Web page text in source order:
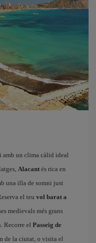
amb un clima càlid ideal
Alacant és rica en
una illa de somni just
el teu vol barat a
medievals més grans
. Recorre el Passeig de
de la ciutat, o visita el